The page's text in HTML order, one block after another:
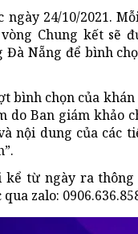
ngày 24/10/2021.
Chung kết sẽ
Nẵng để bình
bình chọn của
do Ban giám khảo
nội dung của các
từ ngày ra thông
qua zalo: